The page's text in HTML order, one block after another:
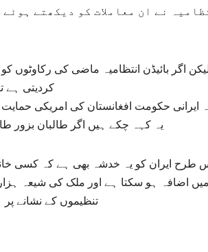
نے ان معاملات کو دیکھتے
اگر بائیڈن انتظامیہ ماضی کی رکاوٹوں
کردیتی ہے
ایرانی حکومت افغانستان کی امریکی
یہ کہہ چکے ہیں اگر طالبان بزور
میں اضافہ ہو سکتا ہے اور ملک کی شیعہ
تنظیموں کے نشانے پر